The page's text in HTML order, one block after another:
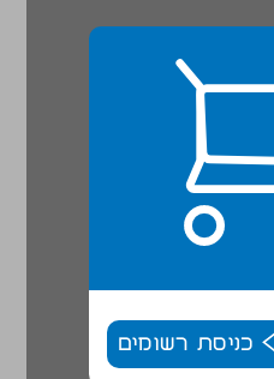
כניסת רשומים